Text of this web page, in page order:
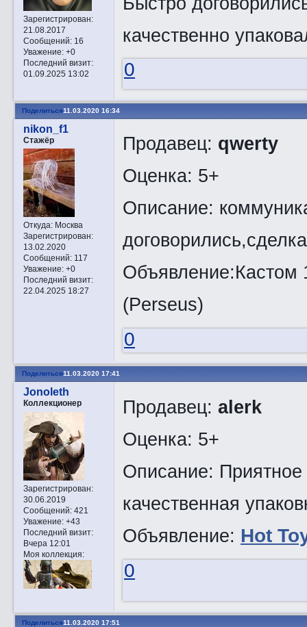
Зарегистрирован:
21.08.2017
Сообщений:16
Уважение: +0
Последний визит:
01.09.2025 13:02
качественно
0
Поделиться11.03.2020 16:34
nikon_f1
Стажёр
Откуда:Москва
Зарегистрирован:
13.02.2020
Сообщений:117
Уважение: +0
Последний визит:
22.04.2025 18:27
Продавец: qwerty
Оценка: 5+
Описание:
Объявление:Кастом
(Perseus)
0
Поделиться11.03.2020 17:41
Jonoleth
Коллекционер
Зарегистрирован:
30.06.2019
Сообщений:421
Уважение: +43
Последний визит:
Вчера 12:01
Моя коллекция:
Продавец: alerk
Оценка: 5+
Описание:
качественная
Объявление: Hot
0
Поделиться11.03.2020 17:51